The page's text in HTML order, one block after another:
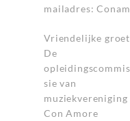
mailadres:
Vriendelijke
De
opleidingscommis
sie van
muziekvereniging
Con Amore